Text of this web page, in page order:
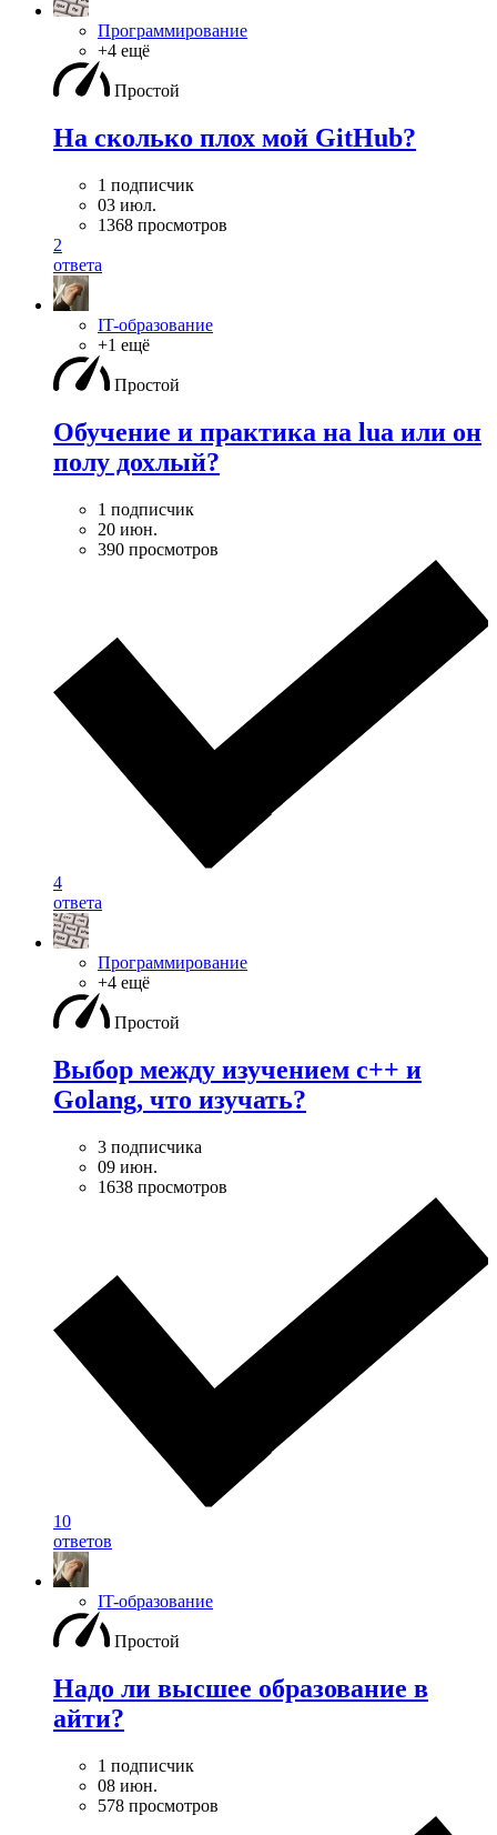
Программирование
+4 ещё
Простой
На сколько плох мой GitHub?
1 подписчик
03 июл.
1368 просмотров
2
ответа
IT-образование
+1 ещё
Простой
Обучение и практика на lua или он
полу дохлый?
1 подписчик
20 июн.
390 просмотров
4
ответа
Программирование
+4 ещё
Простой
Выбор между изучением c++ и
Golang, что изучать?
3 подписчика
09 июн.
1638 просмотров
10
ответов
IT-образование
Простой
Надо ли высшее образование в
айти?
1 подписчик
08 июн.
578 просмотров